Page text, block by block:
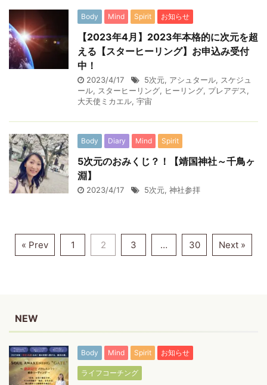
Body Mind Spirit お知らせ
【2023年4月】2023年本格的に次元を超
える【スターヒーリング】お申込み受付
中！
2023/4/17 5次元, アシュタール, スケジュ
ール, スターヒーリング, ヒーリング, プレアデス,
大天使ミカエル, 宇宙
Body Diary Mind Spirit
5次元のおみくじ？！【靖国神社～千鳥ヶ
淵】
2023/4/17 5次元, 神社参拝
« Prev 1 2 3 … 30 Next »
NEW
Body Mind Spirit お知らせ
ライフコーチング